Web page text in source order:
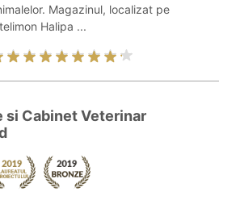
Magazinul, localizat pe
Halipa ...
si Cabinet Veterinar